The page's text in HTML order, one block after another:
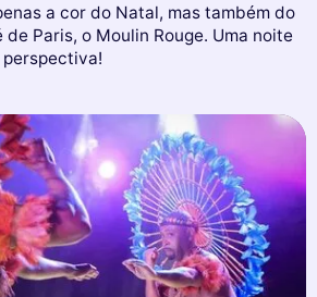
a cor do Natal, mas também do
Paris, o Moulin Rouge. Uma noite